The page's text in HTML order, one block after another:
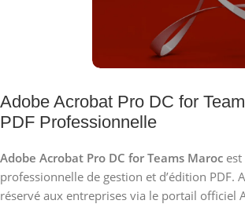
Adobe Acrobat Pro DC for
PDF Professionnelle
Adobe Acrobat Pro DC for Teams Maroc
professionnelle de gestion et d’édition PDF.
réservé aux entreprises via le portail officiel